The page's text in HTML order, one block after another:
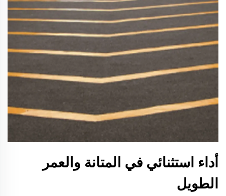
أداء استثنائي في المتانة والعمر
الطويل